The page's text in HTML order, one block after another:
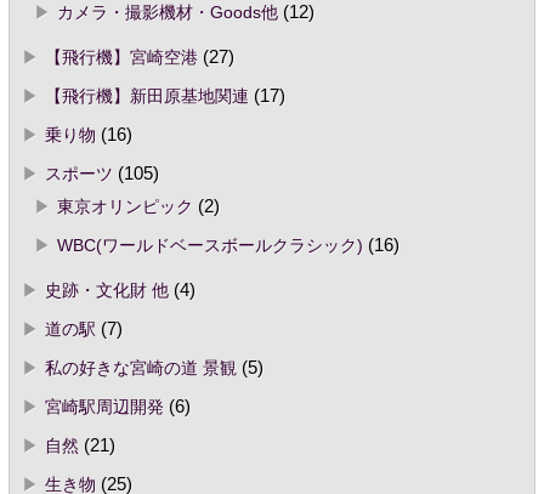
カメラ・撮影機材・Goods他(12)
【飛行機】宮崎空港(27)
【飛行機】新田原基地関連 (17)
乗り物 (16)
スポーツ (105)
東京オリンピック (2)
WBC(ワールドベースボールクラシック) (16)
史跡・文化財 他(4)
道の駅 (7)
私の好きな宮崎の道 景観 (5)
宮崎駅周辺開発(6)
自然 (21)
生き物 (25)